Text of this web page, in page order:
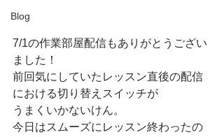
Blog
7/1の作業部屋配信もありがとうござい
ました！
前回気にしていたレッスン直後の配信
における切り替えスイッチが
うまくいかないけん。
今日はスムーズにレッスン終わったの